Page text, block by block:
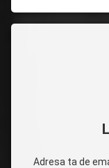
Adresa ta de